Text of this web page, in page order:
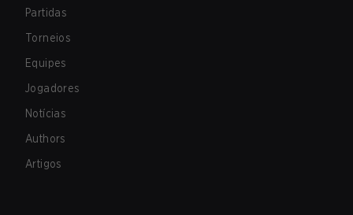
Partidas
Torneios
Equipes
Jogadores
Notícias
Authors
Artigos